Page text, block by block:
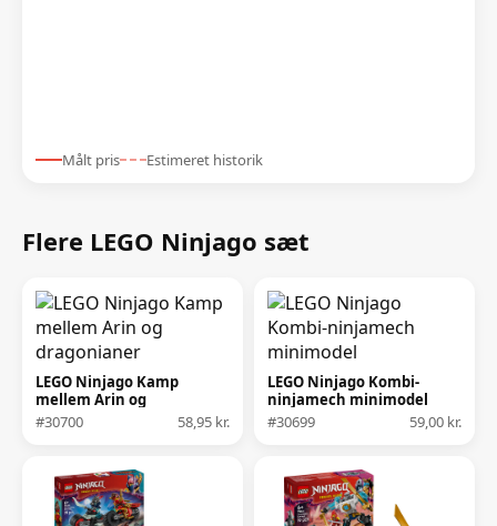
Målt pris Estimeret historik
Flere LEGO Ninjago sæt
LEGO Ninjago Kamp
mellem Arin og
dragonianer
#30700 58,95 kr.
LEGO Ninjago Kombi-
ninjamech minimodel
#30699
59,00 kr.